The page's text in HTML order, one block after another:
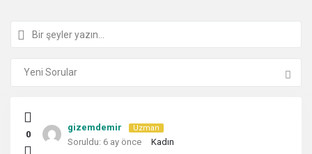
Kullanıcı
Yorumları
0
gizemdemir Uzman
Soruldu: 6 ay önce Kadın